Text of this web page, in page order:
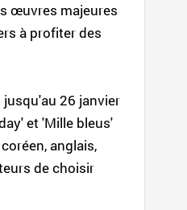
œuvres majeures
à profiter des
26 janvier
et 'Mille bleus'
anglais,
de choisir